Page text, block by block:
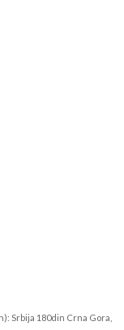
Srbija 180din Crna Gora,